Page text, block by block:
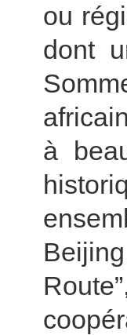
ou
dont
à